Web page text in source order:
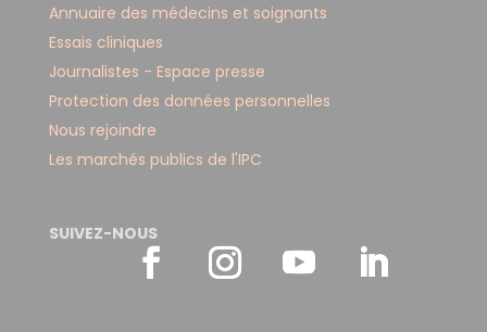
Annuaire des médecins et soignants
Essais cliniques
Journalistes - Espace presse
Protection des données personnelles
Nous rejoindre
Les marchés publics de l'IPC
SUIVEZ-NOUS